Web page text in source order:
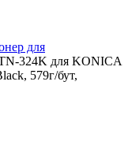
для
324K для KONICA
579г/бут,